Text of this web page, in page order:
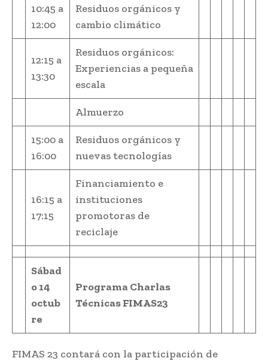
10:45 a
12:00
Residuos orgánicos y
cambio climático
12:15 a
13:30
Residuos orgánicos:
Experiencias a pequeña
escala
Almuerzo
15:00 a
16:00
Residuos orgánicos y
nuevas tecnologías
16:15 a
17:15
Financiamiento e
instituciones
promotoras de
reciclaje
Sábad
o 14
octub
re
Programa Charlas
Técnicas FIMAS23
FIMAS 23 contará con la participación de